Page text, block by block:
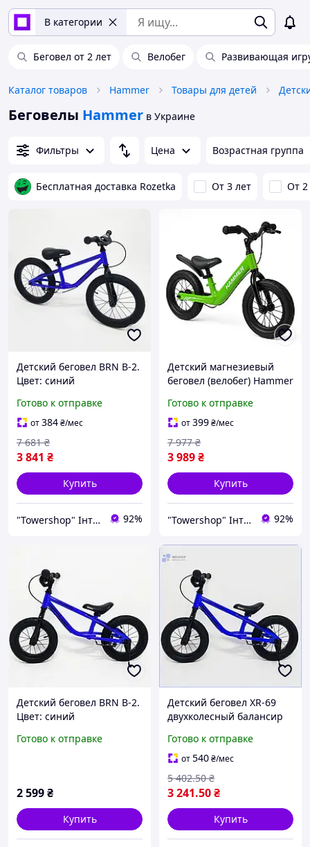
В категории
Беговел от 2 лет Велобег Развивающая
Каталог товаров Hammer Товары для детей
Беговелы Hammer в Украине
Фильтры Цена Возрастная группа
Бесплатная доставка Rozetka От 3 лет От 2
Детский беговел BRN B-2.
Цвет: синий
Готово к отправке
от384₴/мес
3 841 ₴
7 681 ₴
Купить
"Towershop" Інтернет-магазин 92%
Детский магнезиевый
беговел (велобег) Hammer
Готово к отправке
от399₴/мес
3 989₴
7 977 ₴
Купить
"Towershop" Інтернет-магазин 92%
Детский беговел BRN B-2.
Цвет: синий
Готово к отправке
2 599₴
Купить
Детский беговел XR-69
двухколесный балансир
транспорт для малышей
на прогулку МШоп1
Готово к отправке
от540₴/мес
3 241.50₴
5 402.50 ₴
Купить